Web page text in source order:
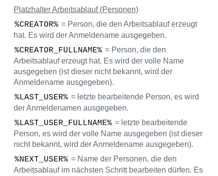
Platzhalter Arbeitsablauf (Personen)
%CREATOR% = Person, die den Arbeitsablauf erzeugt
hat. Es wird der Anmeldename ausgegeben.
%CREATOR_FULLNAME% = Person, die den
Arbeitsablauf erzeugt hat. Es wird der volle Name
ausgegeben (ist dieser nicht bekannt, wird der
Anmeldename ausgegeben).
%LAST_USER% = letzte bearbeitende Person, es wird
der Anmeldenamen ausgegeben.
%LAST_USER_FULLNAME% = letzte bearbeitende
Person, es wird der volle Name ausgegeben (ist dieser
nicht bekannt, wird der Anmeldename ausgegeben).
%NEXT_USER% = Name der Personen, die den
Arbeitsablauf im nächsten Schritt bearbeiten dürfen. Es